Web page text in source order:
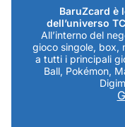
BaruZcard è
dell’universo
All’interno del
gioco singole, box,
a tutti i principali
Ball, Pokémon,